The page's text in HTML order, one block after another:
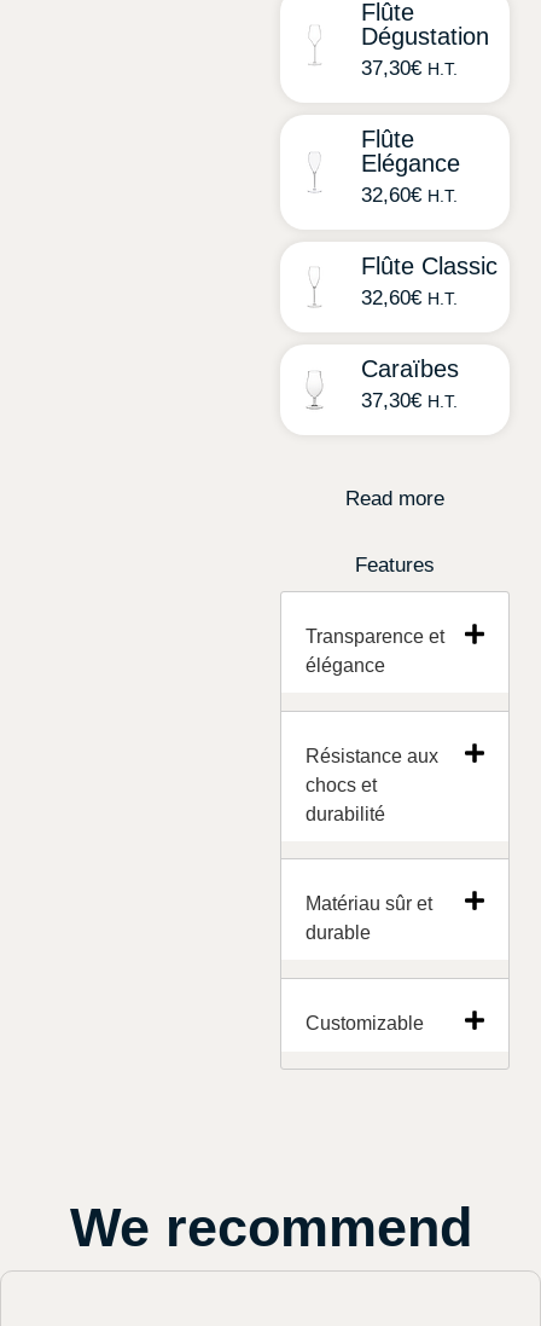
Read more
Features
Flûte
Dégustation
37,30€ H.T.
Flûte
Elégance
32,60€ H.T.
Flûte Classic
32,60€ H.T.
Caraïbes
37,30€ H.T.
Transparence et
élégance
Résistance aux
chocs et
durabilité
Matériau sûr et
durable
Customizable
We recommend